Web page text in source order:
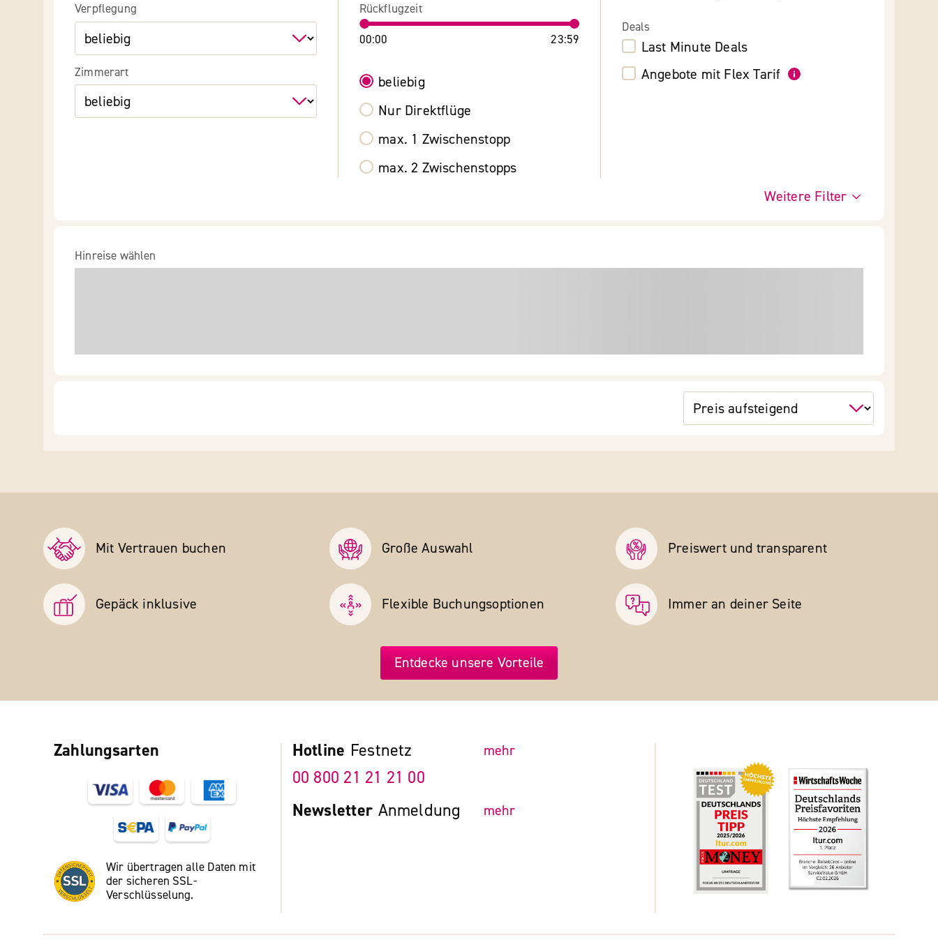
Verpflegung
Zimmerart
Rückflugzeit
00:00 23:59
beliebig
Nur Direktflüge
max. 1 Zwischenstopp
max. 2 Zwischenstopps
Deals
Last Minute Deals
Angebote mit Flex Tarif
Weitere Filter
Hinreise wählen
Mit Vertrauen buchen Große Auswahl Preiswert und transparent
Gepäck inklusive Flexible Buchungs­optionen Immer an deiner Seite
Entdecke unsere Vorteile
Zahlungsarten
Wir übertragen alle Daten mit
der sicheren SSL-
Verschlüsselung.
Hotline Festnetz mehr
00 800 21 21 21 00
Newsletter Anmeldung mehr